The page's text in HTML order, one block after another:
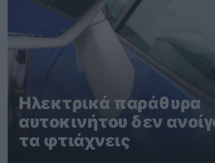
Ηλεκτρικά παράθυρα
αυτοκινήτου δεν
τα φτιάχνεις